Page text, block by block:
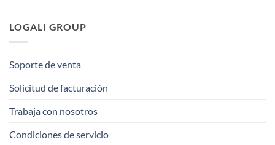
LOGALI GROUP
Soporte de venta
Solicitud de facturación
Trabaja con nosotros
Condiciones de servicio